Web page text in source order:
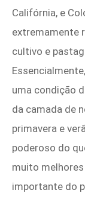
Califórnia, e
extremamente
cultivo e
uma condição
da camada de
primavera e
poderoso do
muito
importante do